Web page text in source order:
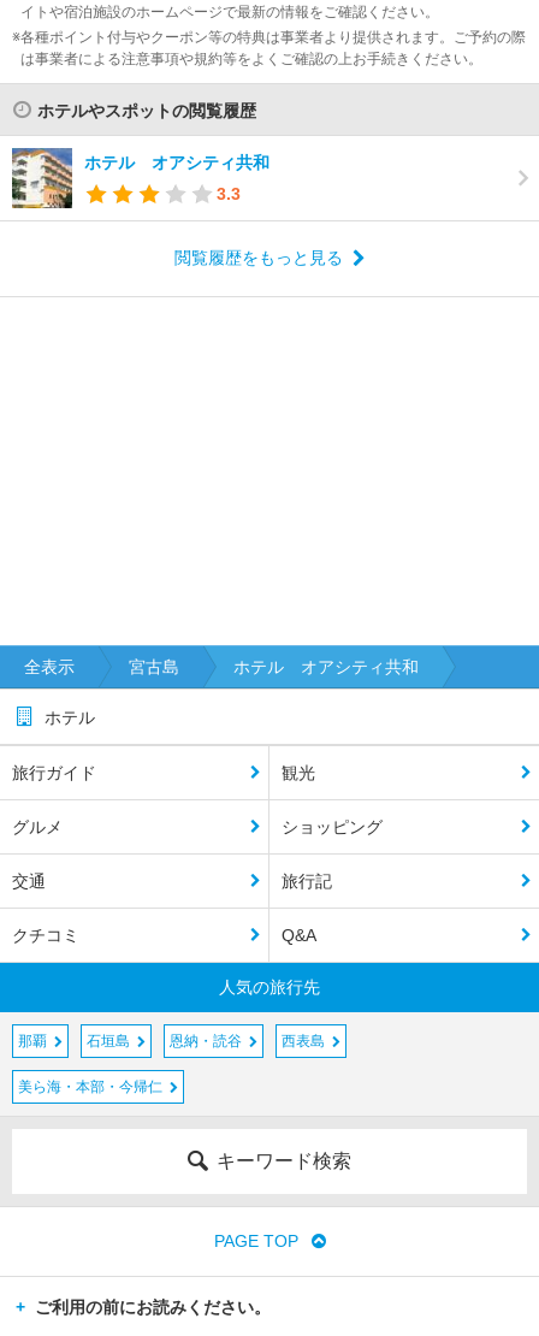
イトや宿泊施設のホームページで最新の情報をご確認ください。
各種ポイント付与やクーポン等の特典は事業者より提供されます。ご予約の際
は事業者による注意事項や規約等をよくご確認の上お手続きください。
ホテルやスポットの閲覧履歴
ホテル オアシティ共和
3.3
閲覧履歴をもっと見る
全表示 宮古島 ホテル オアシティ共和
ホテル
旅行ガイド 観光
グルメ ショッピング
交通 旅行記
クチコミ Q&A
人気の旅行先
那覇 石垣島 恩納・読谷 西表島
美ら海・本部・今帰仁
キーワード検索
PAGE TOP
ご利用の前にお読みください。